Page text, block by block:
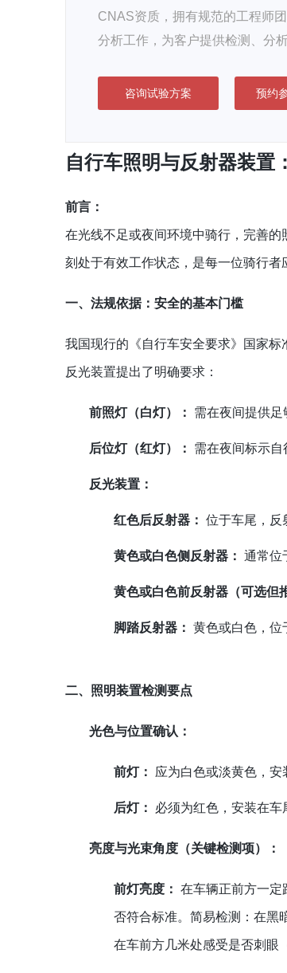
CNAS资质，拥有规范的工程师
分析工作，为客户提供检测、分
咨询试验方案 预约
自行车照明与反射器装置
前言：
在光线不足或夜间环境中骑行，完善
刻处于有效工作状态，是每一位骑行者
一、法规依据：安全的基本门槛
我国现行的《自行车安全要求》国家
反光装置提出了明确要求：
前照灯（白灯）： 需在夜间提供足
后位灯（红灯）： 需在夜间标示自
反光装置：
红色后反射器： 位于车尾，反
黄色或白色侧反射器： 通常位
黄色或白色前反射器（可选但
脚踏反射器： 黄色或白色，位
二、照明装置检测要点
光色与位置确认：
前灯： 应为白色或淡黄色，安
后灯： 必须为红色，安装在车
亮度与光束角度（关键检测项）：
前灯亮度： 在车辆正前方一定
否符合标准。简易检测：在黑
在车前方几米处感受是否刺眼